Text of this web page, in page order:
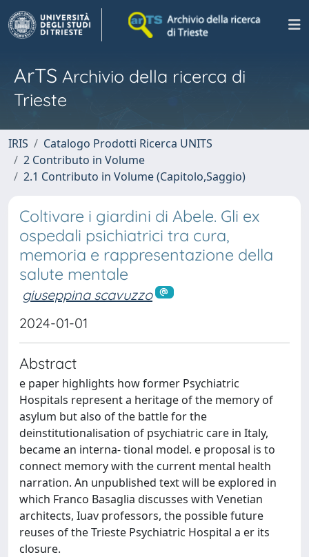
ArTS Archivio della ricerca di
Trieste
IRIS
Catalogo Prodotti Ricerca UNITS
2 Contributo in Volume
2.1 Contributo in Volume (Capitolo,Saggio)
Coltivare i giardini di Abele. Gli ex
ospedali psichiatrici tra cura,
memoria e rappresentazione della
salute mentale
giuseppina scavuzzo
2024-01-01
Abstract
e paper highlights how former Psychiatric
Hospitals represent a heritage of the memory of
asylum but also of the battle for the
deinstitutionalisation of psychiatric care in Italy,
became an interna- tional model. e proposal is to
connect memory with the current mental health
narration. An unpublished text will be explored in
which Franco Basaglia discusses with Venetian
architects, Iuav professors, the possible future
reuses of the Trieste Psychiatric Hospital a er its
closure.